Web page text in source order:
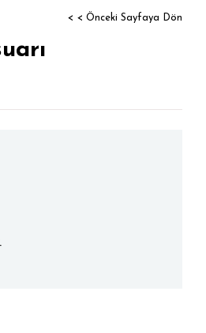
< < Önceki Sayfaya Dön